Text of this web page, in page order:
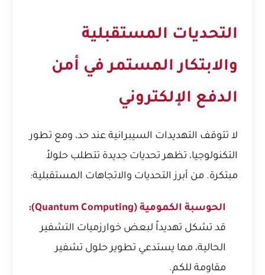
التحديات المستقبلية
والابتكار المستمر في أمن
الدفع الإلكتروني
لا تتوقف التهديدات السيبرانية عند حد، ومع تطور
التكنولوجيا، تظهر تحديات جديدة تتطلب حلولاً
مبتكرة. من أبرز التحديات والاتجاهات المستقبلية:
الحوسبة الكمومية (Quantum Computing):
قد تشكل تهديداً لبعض خوارزميات التشفير
الحالية، مما يستدعي تطوير حلول تشفير
مقاومة للكم.